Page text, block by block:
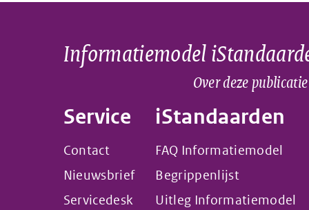
Informatiemodel
Over deze publicatie
Service
Contact
Nieuwsbrief
Servicedesk
iStandaarden
FAQ Informatiemodel
Begrippenlijst
Uitleg Informatiemodel